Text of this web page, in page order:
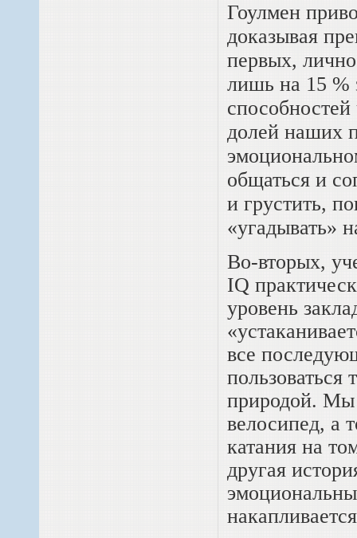
Гоулмен
доказывая
первых,
лишь на 15 %
способностей
долей наших
общаться и
и грустить,
«угадывать»
Во-вторых,
IQ
уровень
все
пользоваться
природой. Мы
велосипед, а
катания на
другая